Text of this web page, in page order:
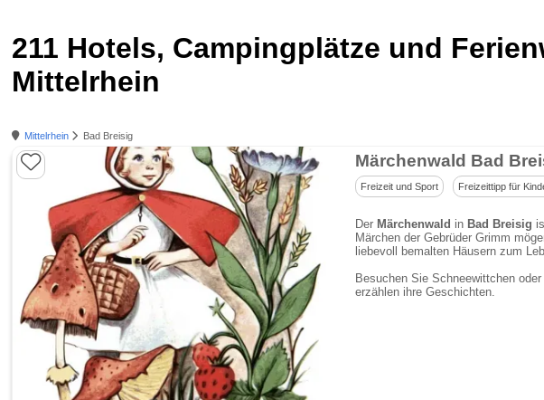
211 Hotels, Campingplätze und
Mittelrhein
Mittelrhein Bad Breisig
Märchenwald Bad
Freizeit und Sport Freizeittipp für
Der Märchenwald inBad Breisig
Märchen der Gebrüder Grimm
liebevoll bemalten Häusern zum
Besuchen Sie Schneewittchen
erzählen ihre Geschichten.